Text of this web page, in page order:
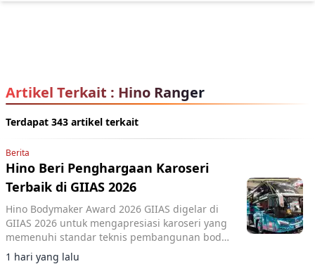
Artikel Terkait : Hino Ranger
Terdapat 343 artikel terkait
Berita
Hino Beri Penghargaan Karoseri
Terbaik di GIIAS 2026
Hino Bodymaker Award 2026 GIIAS digelar di
GIIAS 2026 untuk mengapresiasi karoseri yang
memenuhi standar teknis pembangunan bodi
kendaraan Hino.
1 hari yang lalu